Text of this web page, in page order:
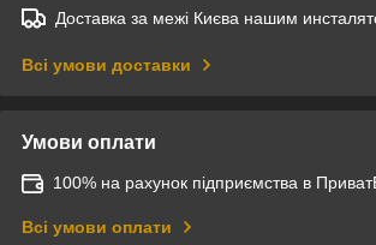
Доставка за межі Києва нашим
Всі умови доставки
Умови оплати
100% на рахунок підприємства в
Всі умови оплати